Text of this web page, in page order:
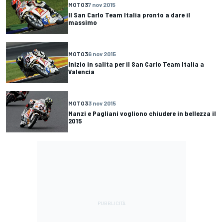
MOTO37 nov 2015
Il San Carlo Team Italia pronto a dare il
massimo
MOTO36 nov 2015
Inizio in salita per il San Carlo Team Italia a
Valencia
MOTO33 nov 2015
Manzi e Pagliani vogliono chiudere in bellezza il
2015